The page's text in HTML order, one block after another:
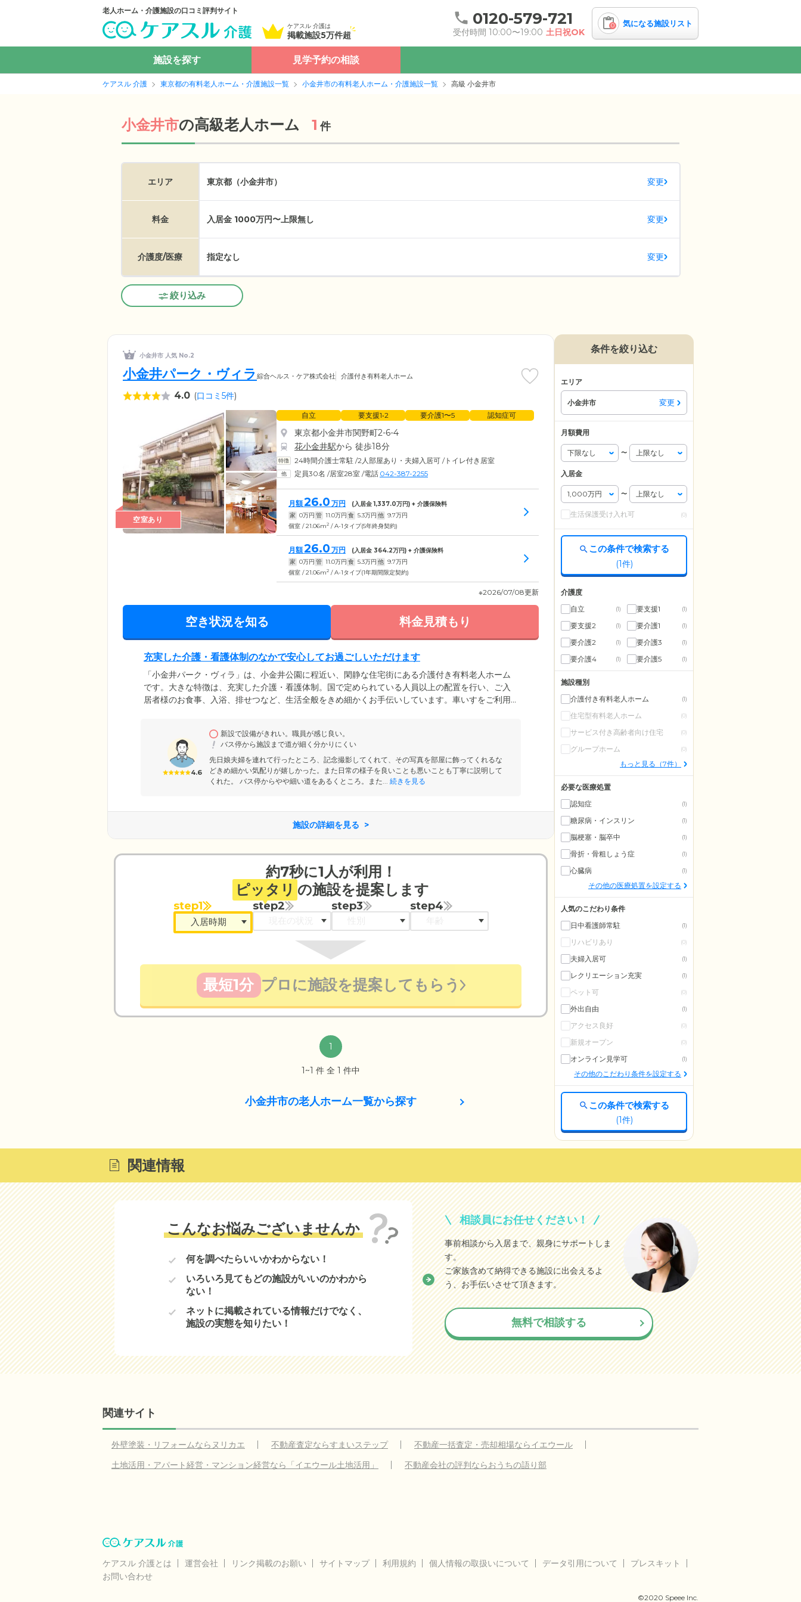
老人ホーム・介護施設の口コミ評判サイト
ケアスル 介護は
掲載施設5万件超
0120-579-721
受付時間 10:00〜19:00 土日祝OK
0 気になる施設リスト
施設を探す 見学予約の相談
ケアスル 介護 東京都の有料老人ホーム・介護施設一覧 小金井市の有料老人ホーム・介護施設一覧 高級 小金井市
小金井市の高級老人ホーム 1 件
エリア 東京都（小金井市） 変更
料金 入居金 1000万円〜上限無し 変更
介護度/医療 指定なし 変更
絞り込み
小金井市 人気 No.2
小金井パーク・ヴィラ 綜合ヘルス・ケア株式会社 介護付き有料老人ホーム
4.0 (口コミ5件)
空室あり
自立 要支援1•2 要介護1〜5 認知症可
東京都小金井市関野町2-6-4
花小金井駅から 徒歩18分
24時間介護士常駐 /2人部屋あり・夫婦入居可 /トイレ付き居室
定員30名 /居室28室 /電話 042-387-2255
月額26.0 万円 (入居金1,337.0万円) + 介護保険料
家 0万円 管 11.0万円 食 5.3万円 他 9.7万円
個室 / 21.06m2 / A-1タイプ(5年終身契約)
月額26.0 万円 (入居金 364.2万円) + 介護保険料
家 0万円 管 11.0万円 食 5.3万円 他 9.7万円
個室 / 21.06m2 / A-1タイプ(1年期間限定契約)
※2026/07/08更新
空き状況を知る 料金見積もり
充実した介護・看護体制のなかで安心してお過ごしいただけます
「小金井パーク・ヴィラ」は、小金井公園に程近い、閑静な住宅街にある介護付き有料老人ホーム
です。大きな特徴は、充実した介護・看護体制。国で定められている人員以上の配置を行い、ご入
居者様のお食事、入浴、排せつなど、生活全般をきめ細かくお手伝いしています。車いすをご利用
24時間体制で常駐し、夜間や早朝の急な体調不良や転倒によるお怪我などにも迅速にご対応。介護
スタッフ・看護師、提携病院と連携し、的確な対処をいたします。
4.6
新設で設備がきれい。職員が感じ良い。
バス停から施設まで道が細く分かりにくい
先日娘夫婦を連れて行ったところ、記念撮影してくれて、その写真を部屋に飾ってくれるな
どきめ細かい気配りが嬉しかった。また日常の様子を良いことも悪いことも丁寧に説明して
くれた。 バス停からやや細い道をあるくところ。また...
続きを見る
施設の詳細を見る
約7秒に1人が利用！
ピッタリ の施設を提案します
step1 step2 step3 step4
最短1分 プロに施設を提案してもらう
1
1~1 件 全 1 件中
小金井市の老人ホーム一覧から探す
条件を絞り込む
エリア
小金井市 変更
月額費用
〜
入居金
〜
生活保護受け入れ可 (0)
この条件で検索する
(1件)
介護度
自立
(1) 要支援1 (1)
要支援2 (1) 要介護1 (1)
要介護2 (1) 要介護3 (1)
要介護4 (1) 要介護5 (1)
施設種別
介護付き有料老人ホーム
(1)
住宅型有料老人ホーム (0)
サービス付き高齢者向け住宅 (0)
グループホーム (0)
もっと見る（7件）
必要な医療処置
認知症
(1)
糖尿病・インスリン (1)
脳梗塞・脳卒中 (1)
骨折・骨粗しょう症 (1)
心臓病 (1)
その他の医療処置を設定する
人気のこだわり条件
日中看護師常駐
(1)
リハビリあり (0)
夫婦入居可 (1)
レクリエーション充実 (1)
ペット可 (0)
外出自由 (1)
アクセス良好 (0)
新規オープン (0)
オンライン見学可 (1)
その他のこだわり条件を設定する
この条件で検索する
(1件)
関連情報
こんなお悩みございませんか
何を調べたらいいかわからない！
いろいろ見てもどの施設がいいのかわから
ない！
ネットに掲載されている情報だけでなく、
施設の実態を知りたい！
相談員にお任せください！
事前相談から入居まで、親身にサポートしま
す。
ご家族含めて納得できる施設に出会えるよ
う、お手伝いさせて頂きます。
無料で相談する
関連サイト
外壁塗装・リフォームならヌリカエ 不動産査定ならすまいステップ
不動産一括査定・売却相場ならイエウール
土地活用・アパート経営・マンション経営なら「イエウール土地活用」
不動産会社の評判ならおうちの語り部
ケアスル 介護とは 運営会社 リンク掲載のお願い サイトマップ 利用規約 個人情報の取扱いについて データ引用について
プレスキット
お問い合わせ
©2020 Speee Inc.